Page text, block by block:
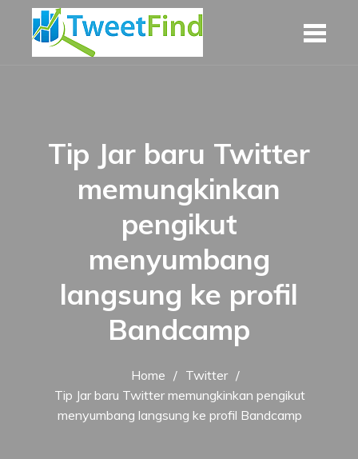
Tip Jar baru Twitter
memungkinkan
pengikut
menyumbang
langsung ke profil
Bandcamp
Home
Twitter
Tip Jar baru Twitter memungkinkan pengikut
menyumbang langsung ke profil Bandcamp